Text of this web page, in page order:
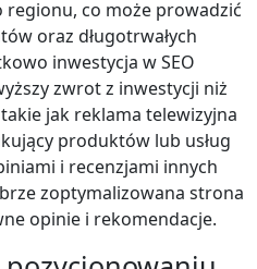
co może prowadzić
oraz długotrwałych
inwestycja w SEO
zwrot z inwestycji niż
jak reklama telewizyjna
produktów lub usług
i recenzjami innych
zoptymalizowana strona
opinie i rekomendacje.